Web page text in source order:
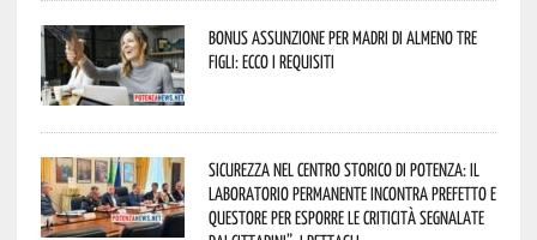
Bonus assunzione per madri di almeno tre
figli: ecco i requisiti
Sicurezza nel Centro Storico di Potenza: il
Laboratorio Permanente incontra Prefetto e
Questore per esporre le criticità segnalate